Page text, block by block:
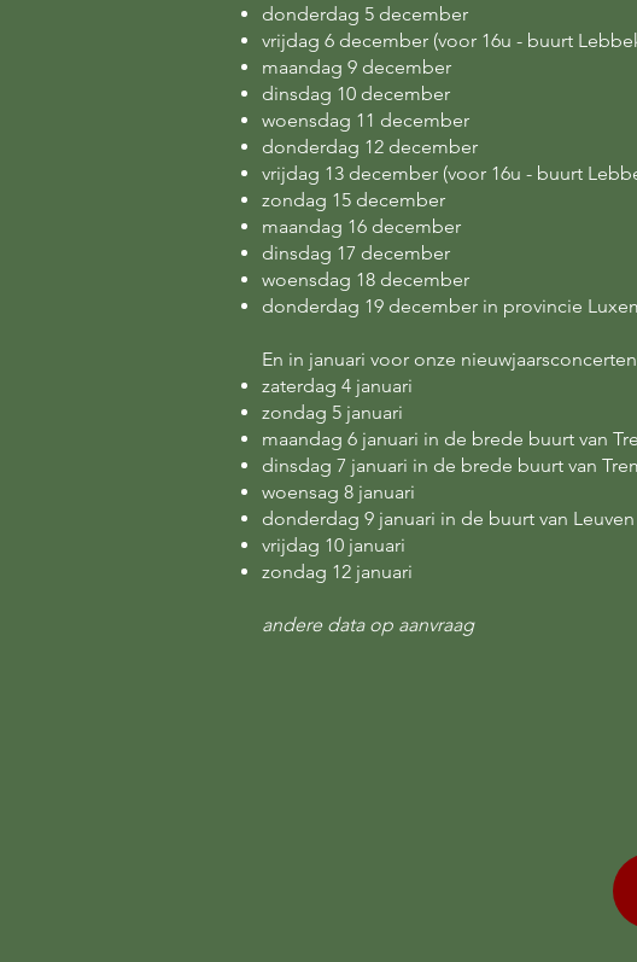
donderdag 5 december
vrijdag 6 december (voor 16u - buurt
maandag 9 december
dinsdag 10 december
woensdag 11 december
donderdag 12 december
vrijdag 13 december (voor 16u - buurt
zondag 15 december
maandag 16 december
dinsdag 17 december
woensdag 18 december
donderdag 19 december in provincie
En in januari voor onze
zaterdag 4 januari
zondag 5 januari
maandag 6 januari in de brede buurt van
dinsdag 7 januari in de brede buurt van
woensag 8 januari
donderdag 9 januari in de buurt van Leuven
vrijdag 10 januari
zondag 12 januari
andere data op aanvraag